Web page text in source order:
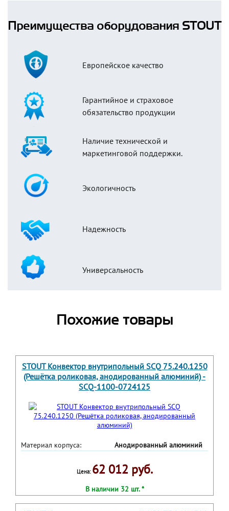
Преимущества оборудования STOUT
Европейское качество
Гарантийное и страховое
обязательство продукции
Наличие технической и
маркетинговой поддержки.
Экологичность
Надежность
Универсальность
Похожие товары
STOUT Конвектор внутрипольный SCQ 75.240.1250
(Решётка роликовая, анодированный алюминий) -
SCQ-1100-0724125
Материал корпуса: Анодированный алюминий
Цена: 62 012 руб.
В наличии 32 шт. *